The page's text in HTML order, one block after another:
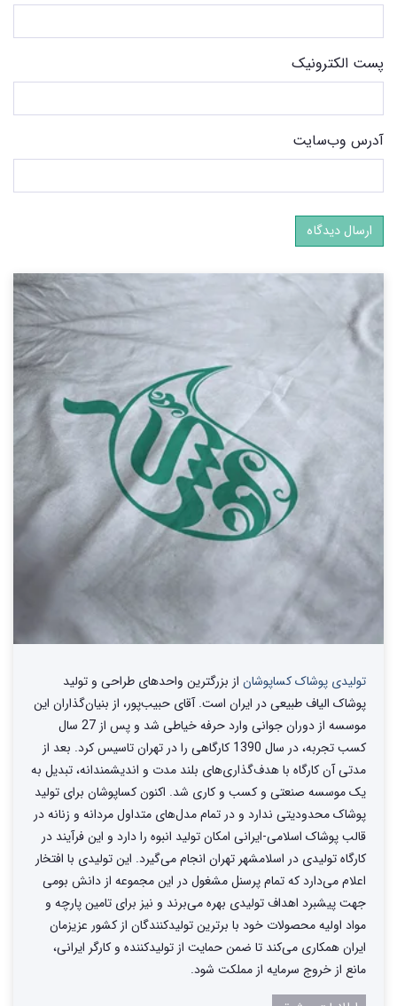
پست الکترونیک
آدرس وب‌سایت
ارسال دیدگاه
تولیدی پوشاک کساپوشان از بزرگترین واحد‌های طراحی و تولید‌
پوشاک الیاف طبیعی در ایران است. آقای حبیب‌پور، از بنیان‌گذاران این
موسسه از دوران جوانی وارد حرفه خیاطی شد و پس از 27 سال
کسب تجربه، در سال 1390 کارگاهی را در تهران تاسیس کرد. بعد از
مدتی آن کارگاه با هدف‌گذاری‌های بلند مدت و اندیشمندانه، تبدیل به
یک موسسه صنعتی و کسب و کاری شد. اکنون کساپوشان برای تولید
پوشاک محدودیتی ندارد و در تمام مدل‌های متداول مردانه و زنانه در
قالب پوشاک اسلامی-ایرانی امکان تولید انبوه را دارد و این فرآیند در
کارگاه تولیدی در اسلامشهر تهران انجام می‌گیرد. این تولیدی با افتخار
اعلام می‌دارد که تمام پرسنل مشغول در این مجموعه از دانش بومی
جهت پیشبرد اهداف تولیدی بهره می‌برند و نیز برای تامین پارچه و
مواد اولیه محصولات خود با برترین تولیدکنندگان از کشور عزیزمان
ایران همکاری می‌کند تا ضمن حمایت از تولیدکننده و کارگر ایرانی،
مانع از خروج سرمایه از مملکت شود.